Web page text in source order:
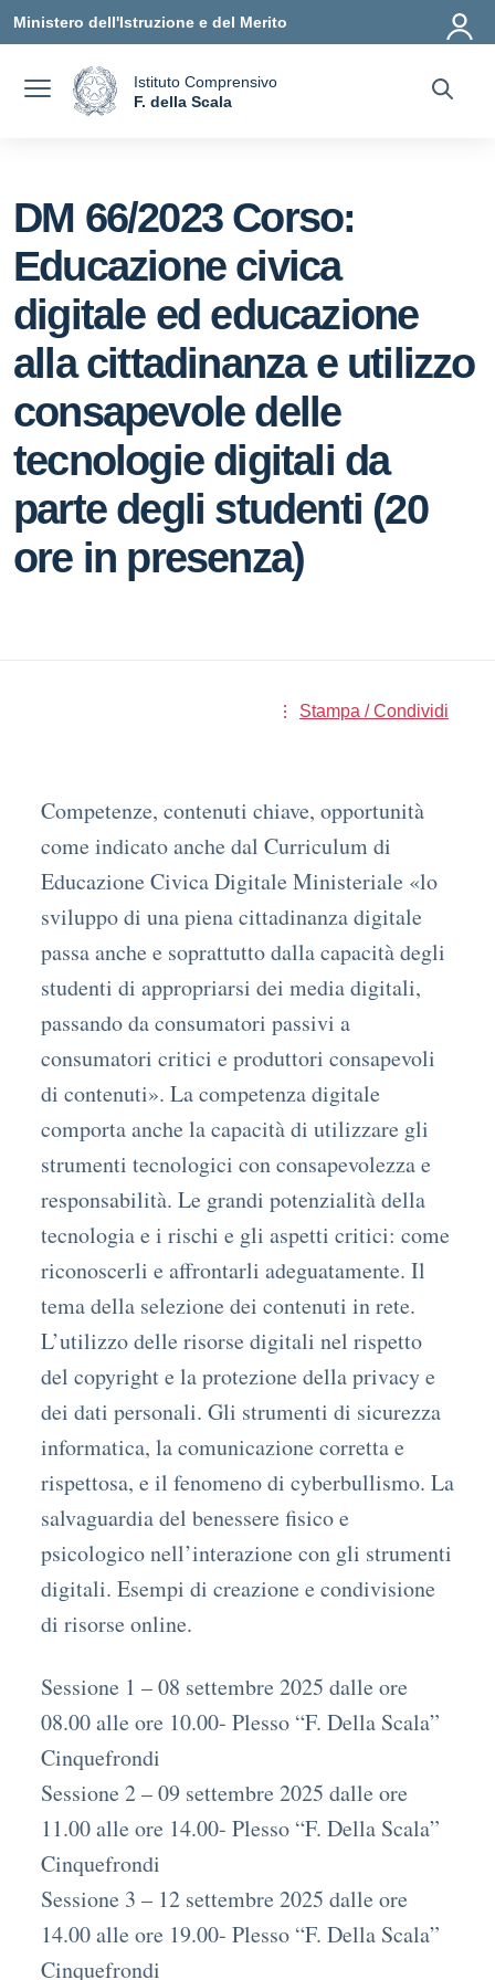
Ministero dell'Istruzione e del Merito
Istituto Comprensivo
F. della Scala
DM 66/2023 Corso:
Educazione civica
digitale ed educazione
alla cittadinanza e utilizzo
consapevole delle
tecnologie digitali da
parte degli studenti (20
ore in presenza)
Stampa / Condividi
Competenze, contenuti chiave, opportunità
come indicato anche dal Curriculum di
Educazione Civica Digitale Ministeriale «lo
sviluppo di una piena cittadinanza digitale
passa anche e soprattutto dalla capacità degli
studenti di appropriarsi dei media digitali,
passando da consumatori passivi a
consumatori critici e produttori consapevoli
di contenuti». La competenza digitale
comporta anche la capacità di utilizzare gli
strumenti tecnologici con consapevolezza e
responsabilità. Le grandi potenzialità della
tecnologia e i rischi e gli aspetti critici: come
riconoscerli e affrontarli adeguatamente. Il
tema della selezione dei contenuti in rete.
L’utilizzo delle risorse digitali nel rispetto
del copyright e la protezione della privacy e
dei dati personali. Gli strumenti di sicurezza
informatica, la comunicazione corretta e
rispettosa, e il fenomeno di cyberbullismo. La
salvaguardia del benessere fisico e
psicologico nell’interazione con gli strumenti
digitali. Esempi di creazione e condivisione
di risorse online.
Sessione 1 – 08 settembre 2025 dalle ore
08.00 alle ore 10.00- Plesso “F. Della Scala”
Cinquefrondi
Sessione 2 – 09 settembre 2025 dalle ore
11.00 alle ore 14.00- Plesso “F. Della Scala”
Cinquefrondi
Sessione 3 – 12 settembre 2025 dalle ore
14.00 alle ore 19.00- Plesso “F. Della Scala”
Cinquefrondi